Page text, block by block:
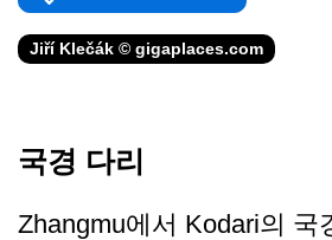
Jiří Klečák © gigaplaces.com
국경 다리
Zhangmu에서 Kodari의 국